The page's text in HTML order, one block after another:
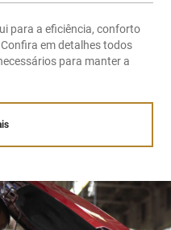
para a eficiência, conforto
em detalhes todos
para manter a